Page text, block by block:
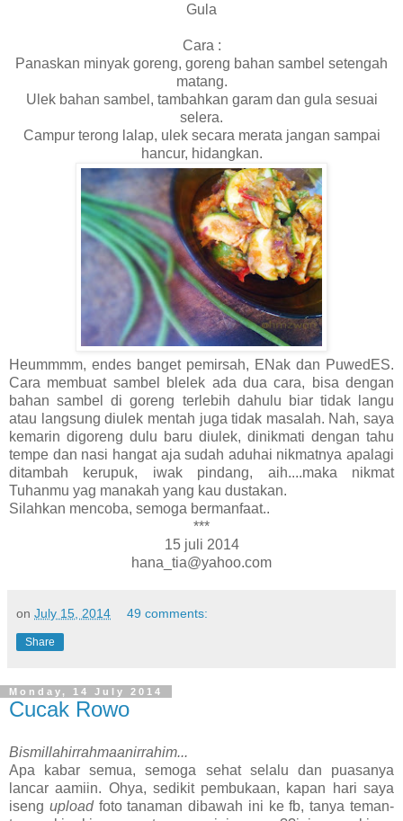
Gula
Cara :
Panaskan minyak goreng, goreng bahan sambel setengah
matang.
Ulek bahan sambel, tambahkan garam dan gula sesuai
selera.
Campur terong lalap, ulek secara merata jangan sampai
hancur, hidangkan.
Heummmm, endes banget pemirsah, ENak dan PuwedES.
Cara membuat sambel blelek ada dua cara, bisa dengan
bahan sambel di goreng terlebih dahulu biar tidak langu
atau langsung diulek mentah juga tidak masalah. Nah, saya
kemarin digoreng dulu baru diulek, dinikmati dengan tahu
tempe dan nasi hangat aja sudah aduhai nikmatnya apalagi
ditambah kerupuk, iwak pindang, aih....maka nikmat
Tuhanmu yag manakah yang kau dustakan.
Silahkan mencoba, semoga bermanfaat..
***
15 juli 2014
hana_tia@yahoo.com
on July 15, 2014 49 comments:
Share
Monday, 14 July 2014
Cucak Rowo
Bismillahirrahmaanirrahim...
Apa kabar semua, semoga sehat selalu dan puasanya
lancar aamiin. Ohya, sedikit pembukaan, kapan hari saya
iseng uploadfoto tanaman dibawah ini ke fb, tanya teman-